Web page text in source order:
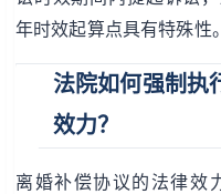
年时效起算点具有特殊性。
法院如何强制执
效力？
离婚补偿协议的法律效